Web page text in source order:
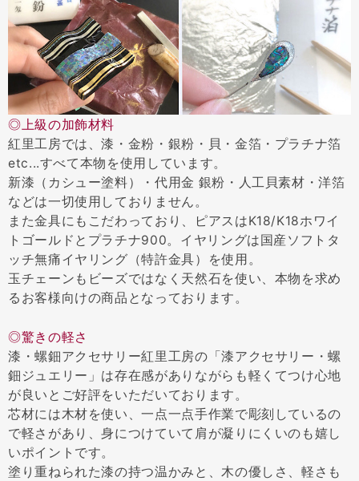
◎上級の加飾材料
紅里工房では、漆・金粉・銀粉・貝・金箔・プラチナ箔
etc...すべて本物を使用しています。
新漆（カシュー塗料）・代用金 銀粉・人工貝素材・洋箔
などは一切使用しておりません。
また金具にもこだわっており、ピアスはK18/K18ホワイ
トゴールドとプラチナ900。イヤリングは国産ソフトタ
ッチ無痛イヤリング（特許金具）を使用。
玉チェーンもビーズではなく天然石を使い、本物を求め
るお客様向けの商品となっております。
◎驚きの軽さ
漆・螺鈿アクセサリー紅里工房の「漆アクセサリー・螺
鈿ジュエリー」は存在感がありながらも軽くてつけ心地
が良いとご好評をいただいております。
芯材には木材を使い、一点一点手作業で彫刻しているの
で軽さがあり、身につけていて肩が凝りにくいのも嬉し
いポイントです。
塗り重ねられた漆の持つ温かみと、木の優しさ、軽さも